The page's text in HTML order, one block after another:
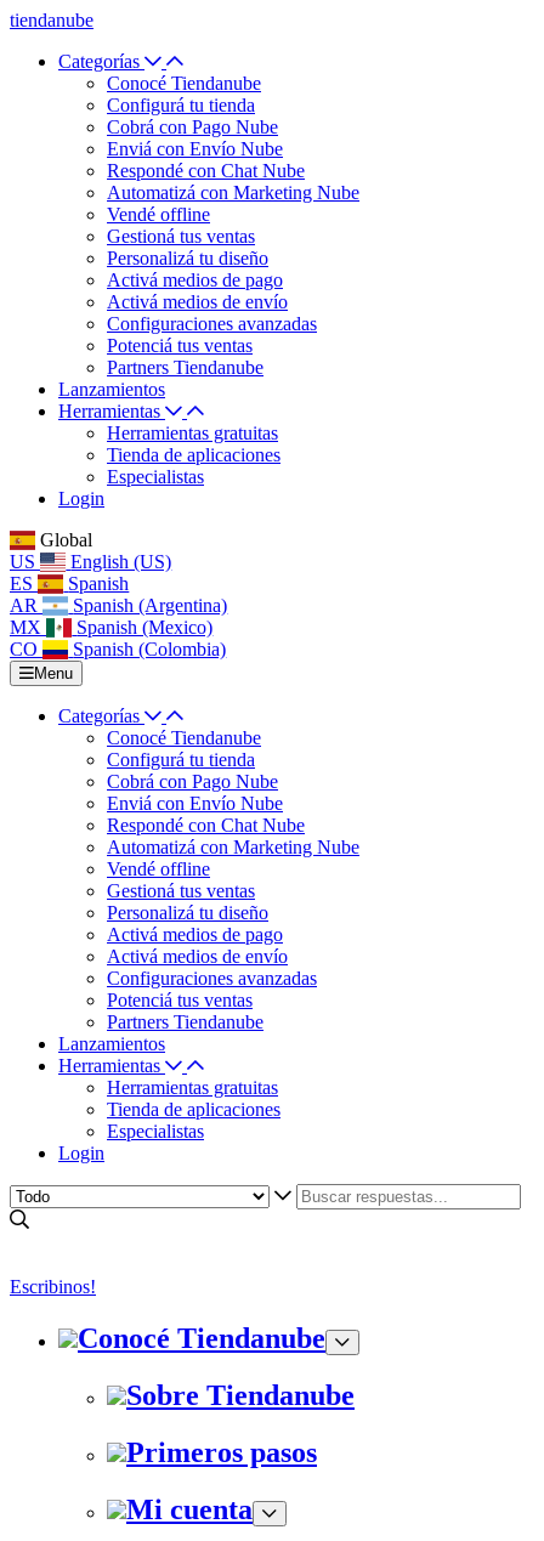
tiendanube
Categorías
Conocé Tiendanube
Configurá tu tienda
Cobrá con Pago Nube
Enviá con Envío Nube
Respondé con Chat Nube
Automatizá con Marketing Nube
Vendé offline
Gestioná tus ventas
Personalizá tu diseño
Activá medios de pago
Activá medios de envío
Configuraciones avanzadas
Potenciá tus ventas
Partners Tiendanube
Lanzamientos
Herramientas
Herramientas gratuitas
Tienda de aplicaciones
Especialistas
Login
Global
US
English (US)
ES
Spanish
AR
Spanish (Argentina)
MX
Spanish (Mexico)
CO
Spanish (Colombia)
Menu
Categorías
Conocé Tiendanube
Configurá tu tienda
Cobrá con Pago Nube
Enviá con Envío Nube
Respondé con Chat Nube
Automatizá con Marketing Nube
Vendé offline
Gestioná tus ventas
Personalizá tu diseño
Activá medios de pago
Activá medios de envío
Configuraciones avanzadas
Potenciá tus ventas
Partners Tiendanube
Lanzamientos
Herramientas
Herramientas gratuitas
Tienda de aplicaciones
Especialistas
Login
Escribinos!
Conocé Tiendanube
Sobre Tiendanube
Primeros pasos
Mi cuenta